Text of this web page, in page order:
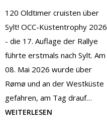
120 Oldtimer cruisten über
Sylt! OCC-Küstentrophy 2026
- die 17. Auflage der Rallye
führte erstmals nach Sylt. Am
08. Mai 2026 wurde über
Rømø und an der Westküste
gefahren, am Tag drauf…
WEITERLESEN